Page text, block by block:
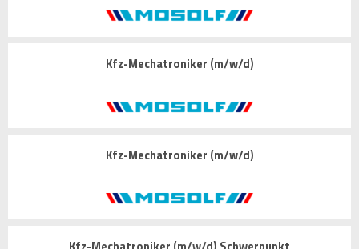
Kfz-Mechatroniker (m/w/d)
Kfz-Mechatroniker (m/w/d)